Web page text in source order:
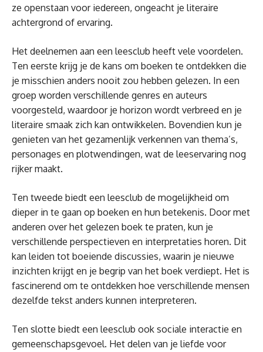
ze openstaan voor iedereen, ongeacht je literaire
achtergrond of ervaring.
Het deelnemen aan een leesclub heeft vele voordelen.
Ten eerste krijg je de kans om boeken te ontdekken die
je misschien anders nooit zou hebben gelezen. In een
groep worden verschillende genres en auteurs
voorgesteld, waardoor je horizon wordt verbreed en je
literaire smaak zich kan ontwikkelen. Bovendien kun je
genieten van het gezamenlijk verkennen van thema’s,
personages en plotwendingen, wat de leeservaring nog
rijker maakt.
Ten tweede biedt een leesclub de mogelijkheid om
dieper in te gaan op boeken en hun betekenis. Door met
anderen over het gelezen boek te praten, kun je
verschillende perspectieven en interpretaties horen. Dit
kan leiden tot boeiende discussies, waarin je nieuwe
inzichten krijgt en je begrip van het boek verdiept. Het is
fascinerend om te ontdekken hoe verschillende mensen
dezelfde tekst anders kunnen interpreteren.
Ten slotte biedt een leesclub ook sociale interactie en
gemeenschapsgevoel. Het delen van je liefde voor